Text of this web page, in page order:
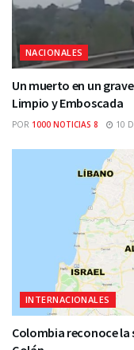
NACIONALES
Un muerto en un
Limpio y Emboscada
POR 1000 NOTICIAS 8 10
INTERNACIONALES
Colombia reconoce la